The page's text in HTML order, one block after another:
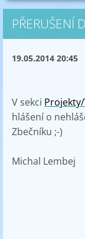
PŘERUŠENÍ
19.05.2014 20:45
V sekci Projekty/
hlášení o
Zbečníku ;-)
Michal Lembej